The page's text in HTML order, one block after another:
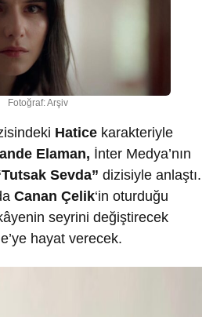
Fotoğraf: Arşiv
Hatice karakteriyle
Elaman, İnter Medya’nın
Sevda” dizisiyle anlaştı.
Canan Çelik‘in oturduğu
seyrini değiştirecek
hayat verecek.